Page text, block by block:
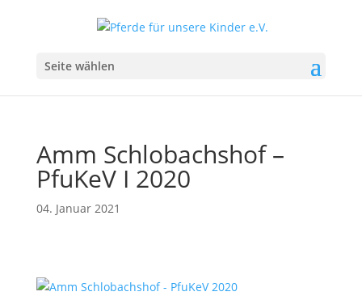
Seite wählen
Amm Schlobachshof –
PfuKeV I 2020
04. Januar 2021